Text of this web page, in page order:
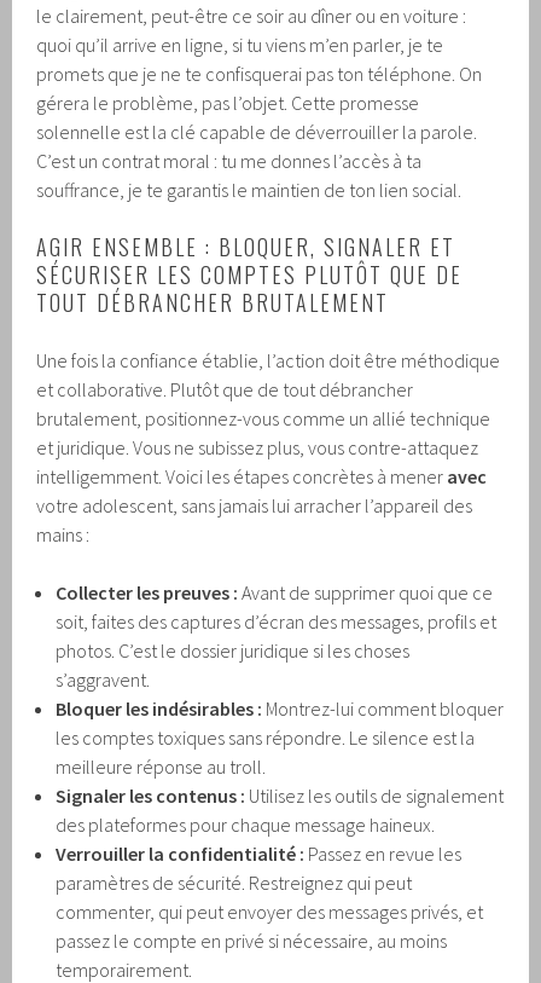
le clairement, peut-être ce soir au dîner ou en voiture :
quoi qu’il arrive en ligne, si tu viens m’en parler, je te
promets que je ne te confisquerai pas ton téléphone. On
gérera le problème, pas l’objet. Cette promesse
solennelle est la clé capable de déverrouiller la parole.
C’est un contrat moral : tu me donnes l’accès à ta
souffrance, je te garantis le maintien de ton lien social.
AGIR ENSEMBLE : BLOQUER, SIGNALER ET
SÉCURISER LES COMPTES PLUTÔT QUE DE
TOUT DÉBRANCHER BRUTALEMENT
Une fois la confiance établie, l’action doit être méthodique
et collaborative. Plutôt que de tout débrancher
brutalement, positionnez-vous comme un allié technique
et juridique. Vous ne subissez plus, vous contre-attaquez
intelligemment. Voici les étapes concrètes à mener avec
votre adolescent, sans jamais lui arracher l’appareil des
mains :
Collecter les preuves : Avant de supprimer quoi que ce
soit, faites des captures d’écran des messages, profils et
photos. C’est le dossier juridique si les choses
s’aggravent.
Bloquer les indésirables : Montrez-lui comment bloquer
les comptes toxiques sans répondre. Le silence est la
meilleure réponse au troll.
Signaler les contenus : Utilisez les outils de signalement
des plateformes pour chaque message haineux.
Verrouiller la confidentialité : Passez en revue les
paramètres de sécurité. Restreignez qui peut
commenter, qui peut envoyer des messages privés, et
passez le compte en privé si nécessaire, au moins
temporairement.